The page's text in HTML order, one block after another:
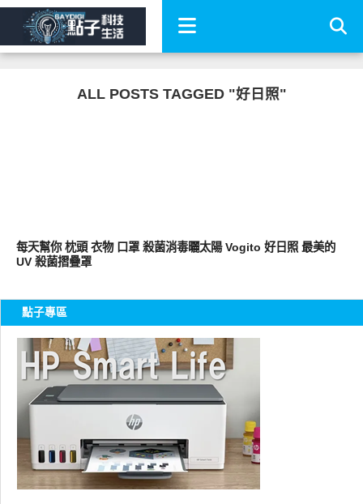
ALL POSTS TAGGED "好日照"
每天幫你 枕頭 衣物 口罩 殺菌消毒曬太陽 Vogito 好日照 最美的
UV 殺菌摺疊罩
點子專區